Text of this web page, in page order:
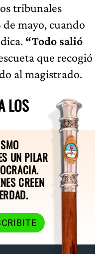
tribunales
de mayo, cuando
“Todo salió
que recogió
al magistrado.
LOS
UN PILAR
CREEN